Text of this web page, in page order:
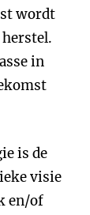
wordt
herstel.
in
is de
visie
en/of